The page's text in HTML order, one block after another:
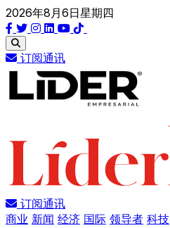
2026年8月6日星期四
订阅通讯
订阅通讯
商业 新闻 经济 国际 领导者 科技